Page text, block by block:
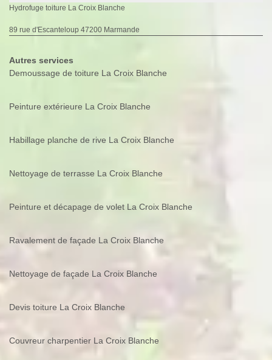
Hydrofuge toiture La Croix Blanche
89 rue d'Escanteloup 47200 Marmande
Autres services
Demoussage de toiture La Croix Blanche
Peinture extérieure La Croix Blanche
Habillage planche de rive La Croix Blanche
Nettoyage de terrasse La Croix Blanche
Peinture et décapage de volet La Croix Blanche
Ravalement de façade La Croix Blanche
Nettoyage de façade La Croix Blanche
Devis toiture La Croix Blanche
Couvreur charpentier La Croix Blanche